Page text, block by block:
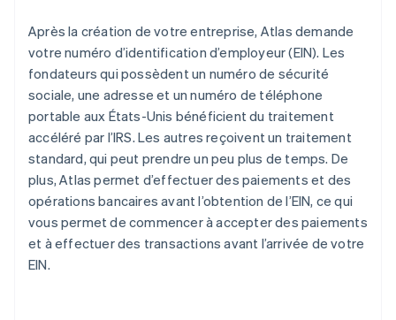
Après la création de votre entreprise, Atlas demande
votre numéro d’identification d’employeur (EIN). Les
fondateurs qui possèdent un numéro de sécurité
sociale, une adresse et un numéro de téléphone
portable aux États-Unis bénéficient du traitement
accéléré par l’IRS. Les autres reçoivent un traitement
standard, qui peut prendre un peu plus de temps. De
plus, Atlas permet d’effectuer des paiements et des
opérations bancaires avant l’obtention de l’EIN, ce qui
vous permet de commencer à accepter des paiements
et à effectuer des transactions avant l’arrivée de votre
EIN.